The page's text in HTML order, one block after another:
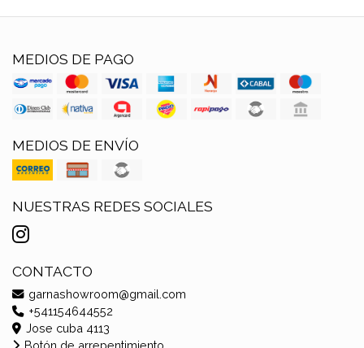
MEDIOS DE PAGO
MEDIOS DE ENVÍO
NUESTRAS REDES SOCIALES
CONTACTO
garnashowroom@gmail.com
+541154644552
Jose cuba 4113
Botón de arrepentimiento